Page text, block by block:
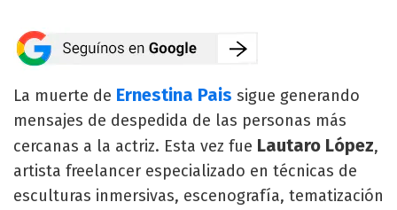
La muerte de Ernestina Pais sigue generando
mensajes de despedida de las personas más
cercanas a la actriz. Esta vez fue Lautaro López,
artista freelancer especializado en técnicas de
esculturas inmersivas, escenografía, tematización